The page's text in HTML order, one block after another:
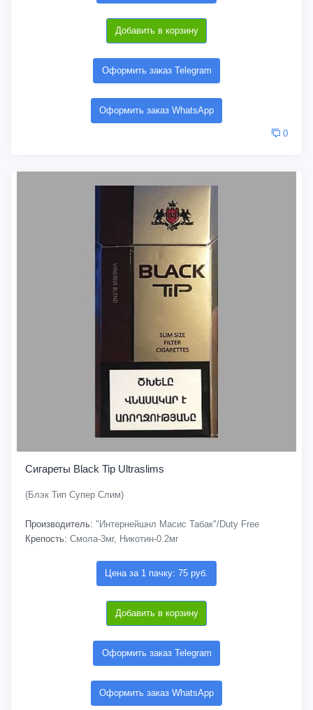
Добавить в корзину
Оформить заказ Telegram
Оформить заказ WhatsApp
0
Сигареты Black Tip Ultraslims
(Блэк Тип Супер Слим)
Производитель: "Интернейшнл Масис Табак"/Duty Free
Крепость: Смола-3мг, Никотин-0.2мг
Цена за 1 пачку: 75 руб.
Добавить в корзину
Оформить заказ Telegram
Оформить заказ WhatsApp